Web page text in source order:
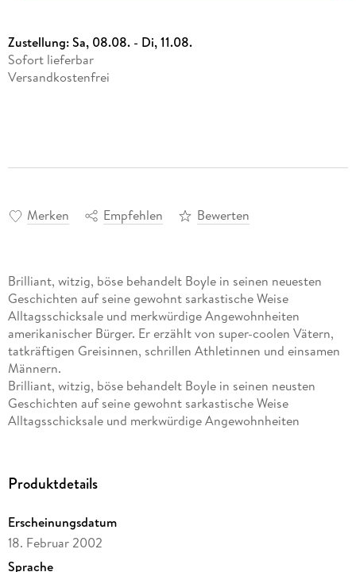
Zustellung:Sa, 08.08. - Di, 11.08.
Sofort lieferbar
Versandkostenfrei
Merken Empfehlen Bewerten
Brilliant, witzig, böse behandelt Boyle in seinen neuesten
Geschichten auf seine gewohnt sarkastische Weise
Alltagsschicksale und merkwürdige Angewohnheiten
amerikanischer Bürger. Er erzählt von super-coolen Vätern,
tatkräftigen Greisinnen, schrillen Athletinnen und einsamen
Männern.
Brilliant, witzig, böse behandelt Boyle in seinen neusten
Geschichten auf seine gewohnt sarkastische Weise
Alltagsschicksale und merkwürdige Angewohnheiten
Produktdetails
Erscheinungsdatum
18. Februar 2002
Sprache